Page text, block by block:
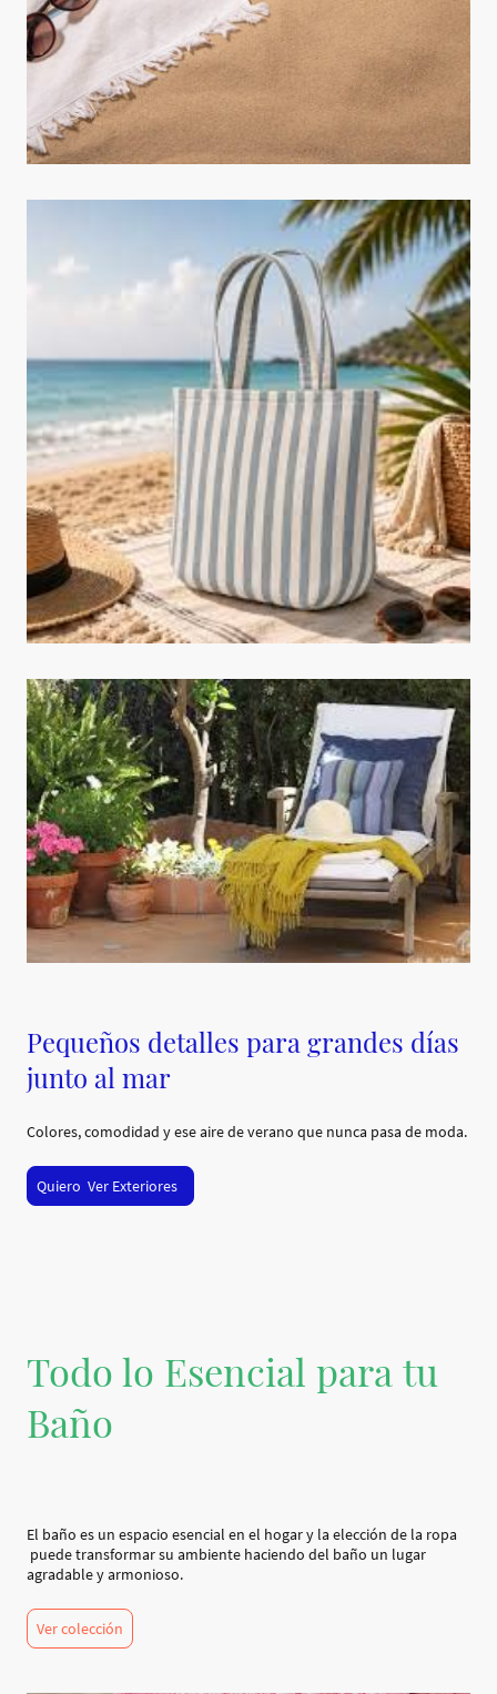
Pequeños detalles para grandes días
junto al mar
Colores, comodidad y ese aire de verano que nunca pasa de moda.
Quiero Ver Exteriores
Todo lo Esencial para tu
Baño
El baño es un espacio esencial en el hogar y la elección de la ropa
puede transformar su ambiente haciendo del baño un lugar
agradable y armonioso.
Ver colección